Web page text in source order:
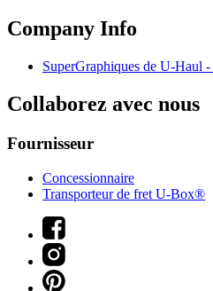
Company Info
SuperGraphiques de U-Haul -
Collaborez avec nous
Fournisseur
Concessionnaire
Transporteur de fret U-Box®